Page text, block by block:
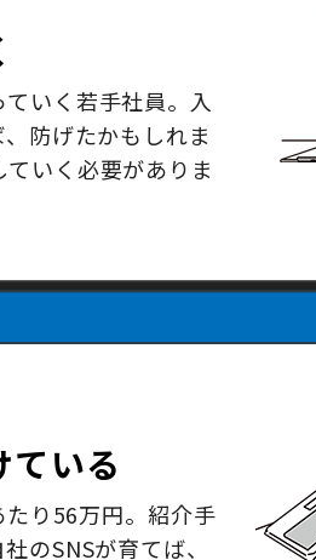
いく若手社員。入
防げたかもしれま
いく必要がありま
いる
り56万円。紹介手
のSNSが育てば、